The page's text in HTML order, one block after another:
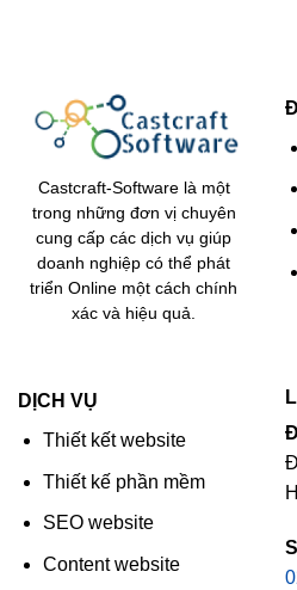
Castcraft-Software là một
trong những đơn vị chuyên
cung cấp các dịch vụ giúp
doanh nghiệp có thể phát
triển Online một cách chính
xác và hiệu quả.
DỊCH VỤ
Thiết kết website
Thiết kế phần mềm
SEO website
Content website